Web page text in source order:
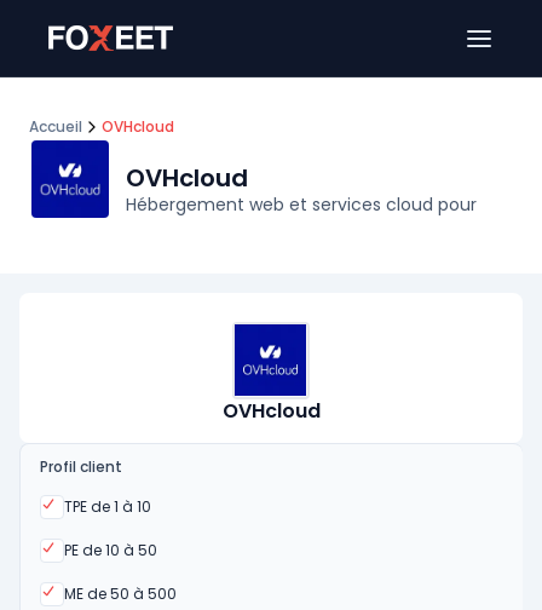
Accueil OVHcloud
OVHcloud
Hébergement web et services cloud pour
OVHcloud
Profil client
TPE de 1 à 10
Oui
PE de 10 à 50
Oui
ME de 50 à 500
Oui